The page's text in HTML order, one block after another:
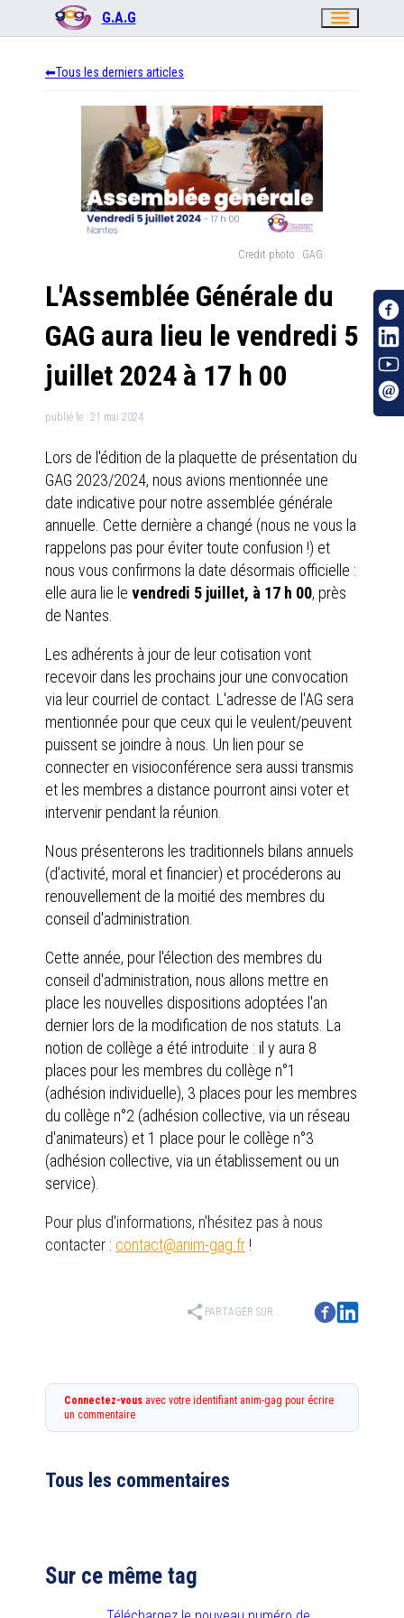
G.A.G menu
Tous les derniers articles
Credit photo : GAG
L'Assemblée Générale du
GAG aura lieu le vendredi 5
juillet 2024 à 17 h 00
publié le : 21 mai 2024
Lors de l'édition de la plaquette de présentation du
GAG 2023/2024, nous avions mentionnée une
date indicative pour notre assemblée générale
annuelle. Cette dernière a changé (nous ne vous la
rappelons pas pour éviter toute confusion !) et
nous vous confirmons la date désormais officielle :
elle aura lie le vendredi 5 juillet, à 17 h 00, près
de Nantes.
Les adhérents à jour de leur cotisation vont
recevoir dans les prochains jour une convocation
via leur courriel de contact. L'adresse de l'AG sera
mentionnée pour que ceux qui le veulent/peuvent
puissent se joindre à nous. Un lien pour se
connecter en visioconférence sera aussi transmis
et les membres a distance pourront ainsi voter et
intervenir pendant la réunion.
Nous présenterons les traditionnels bilans annuels
(d’activité, moral et financier) et procéderons au
renouvellement de la moitié des membres du
conseil d'administration.
Cette année, pour l'élection des membres du
conseil d'administration, nous allons mettre en
place les nouvelles dispositions adoptées l'an
dernier lors de la modification de nos statuts. La
notion de collège a été introduite : il y aura 8
places pour les membres du collège n°1
(adhésion individuelle), 3 places pour les membres
du collège n°2 (adhésion collective, via un réseau
d'animateurs) et 1 place pour le collège n°3
(adhésion collective, via un établissement ou un
service).
Pour plus d'informations, n'hésitez pas à nous
contacter : contact@anim-gag.fr !
share PARTAGER SUR :
Connectez-vous avec votre identifiant anim-gag pour écrire
un commentaire
Tous les commentaires
Sur ce même tag